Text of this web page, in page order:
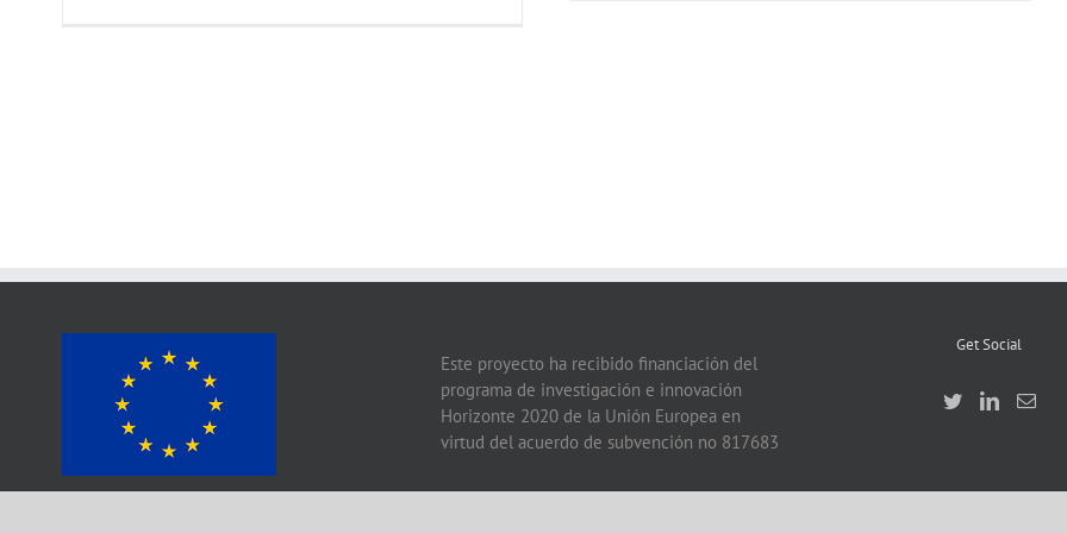
Este proyecto ha recibido financiación del
programa de investigación e innovación
Horizonte 2020 de la Unión Europea en
virtud del acuerdo de subvención no 817683
Get Social